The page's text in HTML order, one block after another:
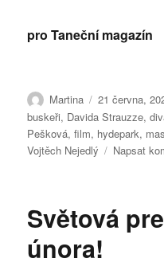
pro Taneční magazín
Autor:
Martina Publikováno:
21 června,
buskeři, Davida Strauzze,
Pešková,film, hydepark,
Vojtěch Nejedlý
Napsat
Světová
února!